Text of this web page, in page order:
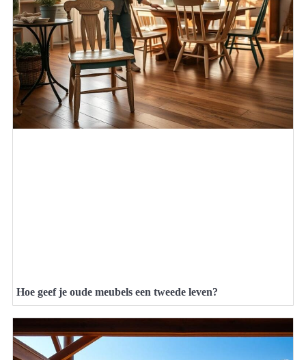
Hoe geef je oude meubels een tweede leven?